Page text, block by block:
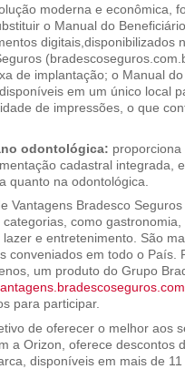
moderna e econômica,
o Manual do
digitais,disponibilizados
de implantação; o Manual
em um único local
de impressões, o que
odontológica:
cadastral integrada,
quanto na odontológica.
Vantagens Bradesco
como
e entretenimento. São
conveniados em todo o País.
um produto do Grupo
para participar.
de oferecer o melhor aos
a Orizon, oferece descontos
disponíveis em mais de